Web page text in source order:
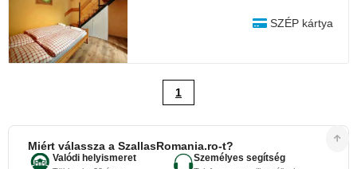
SZÉP kártya
1
Miért válassza a SzallasRomania.ro-t?
Valódi helyismeret Személyes segítség